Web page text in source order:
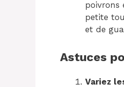
poivrons
petite
et de
Astuces
Variez